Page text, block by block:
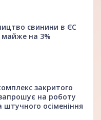
свинини в ЄС
майже на 3%
закритого
на роботу
штучного осіменіння